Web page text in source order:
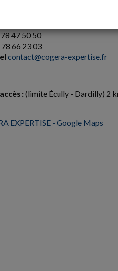
390 036 911
47 50 50
66 23 03
contact@cogera-expertise.fr
: (limite Écully - Dardilly) 2
EXPERTISE - Google Maps